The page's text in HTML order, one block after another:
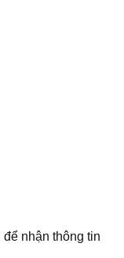
nhận thông tin